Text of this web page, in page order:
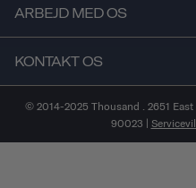
ARBEJD MED OS
KONTAKT OS
© 2014-2025 Thousand . 2651
90023 |